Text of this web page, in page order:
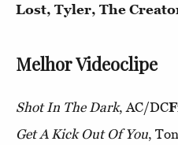
Lost, Tyler, The
Melhor Videoclipe
Shot In The Dark, AC/DC
Get A Kick Out Of You,